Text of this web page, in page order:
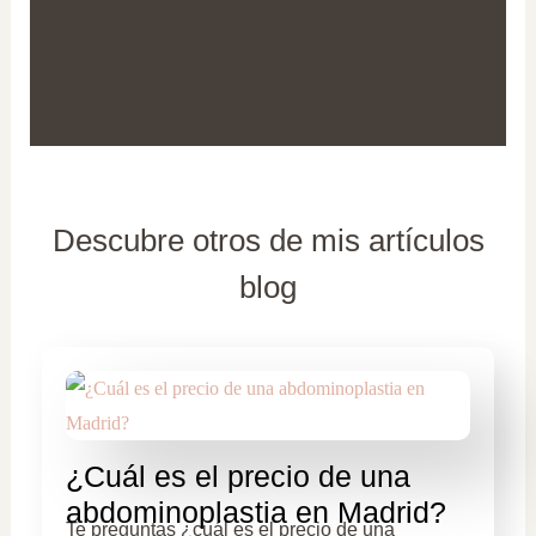
Descubre otros de mis artículos
blog
¿Cuál es el precio de una
abdominoplastia en Madrid?
Te preguntas ¿cuál es el precio de una